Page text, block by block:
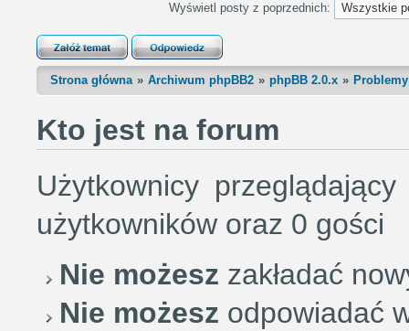
Wyświetl posty z poprzednich:
Strona główna Archiwum phpBB2 phpBB 2.0.x
Kto jest na forum
Użytkownicy
użytkowników oraz 0 gości
Nie możesz zakładać
Nie możesz odpowiadać